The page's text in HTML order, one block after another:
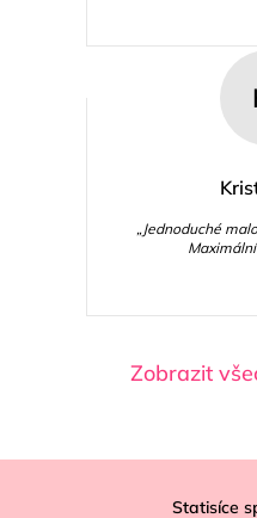
„Jednoduché
Zobrazit
Statisíce